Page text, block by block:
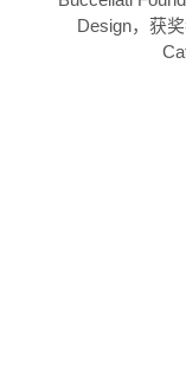
Design，获